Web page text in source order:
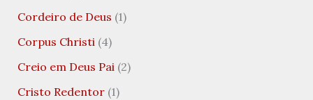
Cordeiro de Deus (1)
Corpus Christi(4)
Creio em Deus Pai(2)
Cristo Redentor(1)